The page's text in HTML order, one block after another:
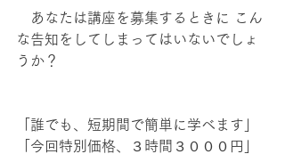
あなたは講座を募集するときに こん
な告知をしてしまってはいないでしょ
うか？
「誰でも、短期間で簡単に学べます」
「今回特別価格、３時間３０００円」